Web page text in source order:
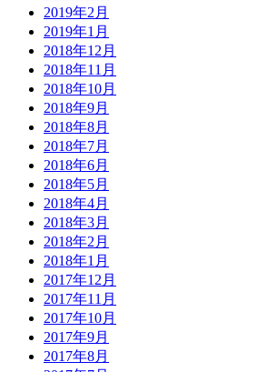
2019年2月
2019年1月
2018年12月
2018年11月
2018年10月
2018年9月
2018年8月
2018年7月
2018年6月
2018年5月
2018年4月
2018年3月
2018年2月
2018年1月
2017年12月
2017年11月
2017年10月
2017年9月
2017年8月